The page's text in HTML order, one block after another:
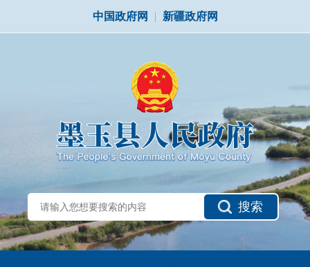
中国政府网 | 新疆政府网
搜索